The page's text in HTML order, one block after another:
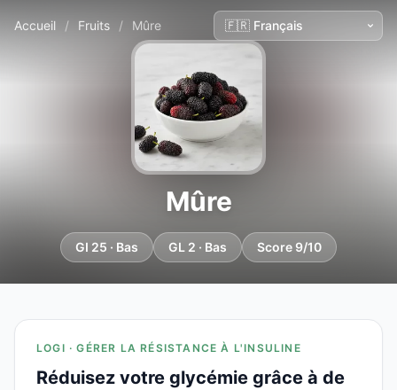
Accueil / Fruits / Mûre
Mûre
GI 25 · Bas GL 2 · Bas Score 9/10
LOGI · GÉRER LA RÉSISTANCE À L'INSULINE
Réduisez votre glycémie grâce à de